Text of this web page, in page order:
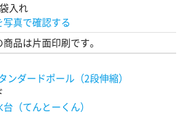
入れ
真で確認する
品は片面印刷です。
ンダードポール（2段伸縮）
（てんとーくん）